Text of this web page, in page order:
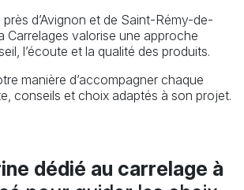
d’Avignon et de Saint-Rémy-de-
Carrelages valorise une approche
l’écoute et la qualité des produits.
manière d’accompagner chaque
conseils et choix adaptés à son projet.
dédié au carrelage à